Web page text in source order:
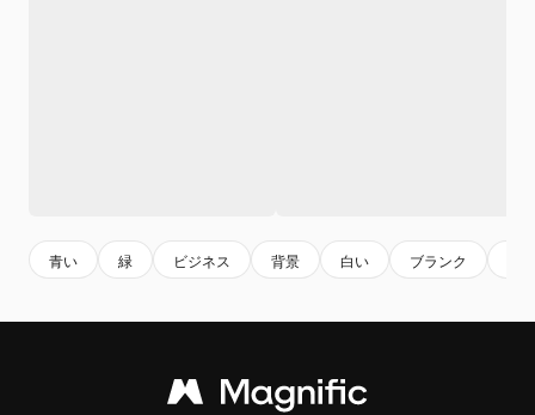
青い 緑 ビジネス 背景 白い ブランク